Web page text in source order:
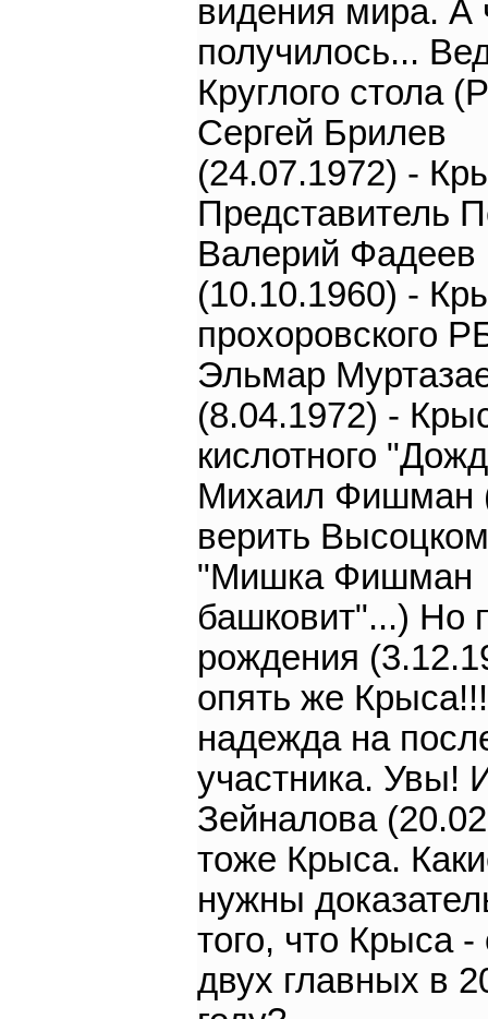
видения мира. А
получилось...
Круглого стола
Сергей Брилев
(24.07.1972) -
Представитель
Валерий Фадеев
(10.10.1960) -
прохоровского
Эльмар
(8.04.1972) -
кислотного
Михаил Фишман
верить
"Мишка Фишман
башковит"...) Но
рождения
опять же
надежда на
участника. Увы!
Зейналова
тоже Крыса.
нужны
того, что Крыса -
двух главных в